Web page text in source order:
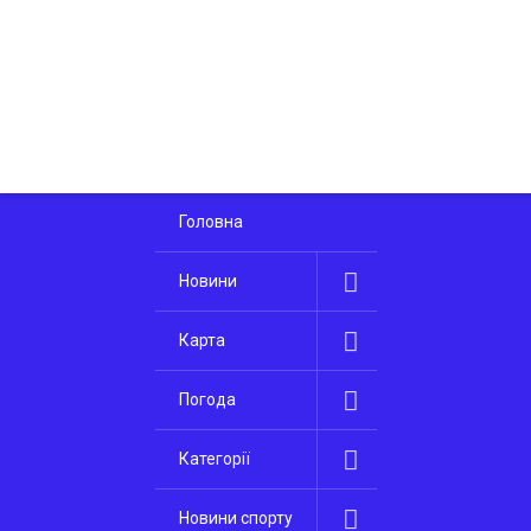
Головна
Новини
Карта
Погода
Категорії
Новини спорту